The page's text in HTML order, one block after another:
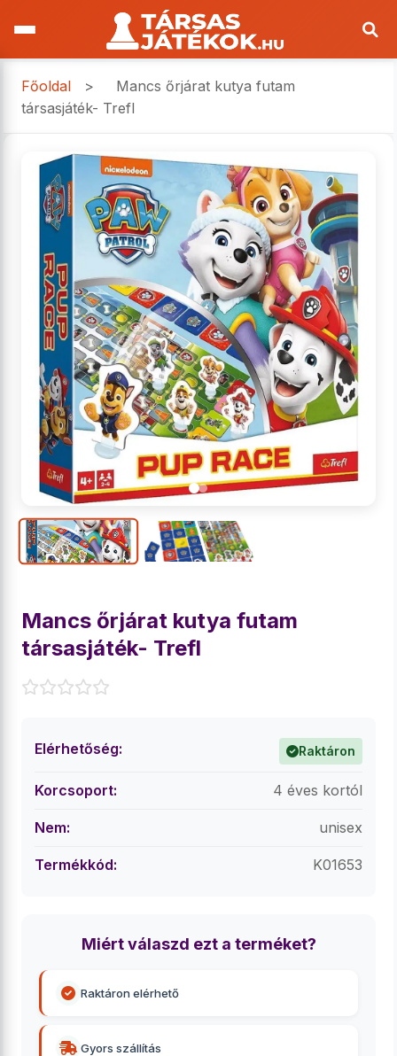
Főoldal >
Mancs őrjárat kutya futam
társasjáték- Trefl
Mancs őrjárat kutya futam
társasjáték- Trefl
Elérhetőség: Raktáron
Korcsoport: 4 éves kortól
Nem: unisex
Termékkód: K01653
Miért válaszd ezt a terméket?
Raktáron elérhető
Gyors szállítás